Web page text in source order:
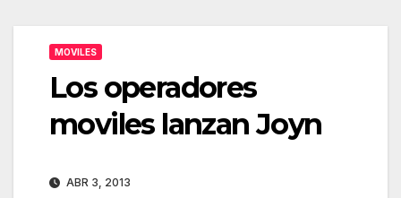
MOVILES
Los operadores
moviles lanzan Joyn
ABR 3, 2013